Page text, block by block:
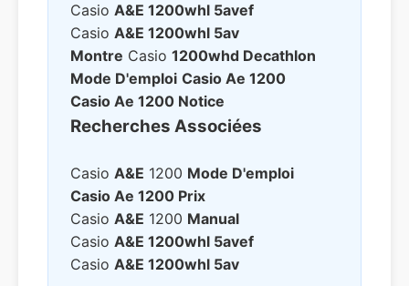
Casio A&e 1200whl 5avef
Casio A&e 1200whl 5av
Montre Casio 1200whd Decathlon
Mode D'emploi Casio Ae 1200
Casio Ae 1200 Notice
Recherches Associées
Casio A&e 1200 Mode D'emploi
Casio Ae 1200 Prix
Casio A&e 1200 Manual
Casio A&e 1200whl 5avef
Casio A&e 1200whl 5av